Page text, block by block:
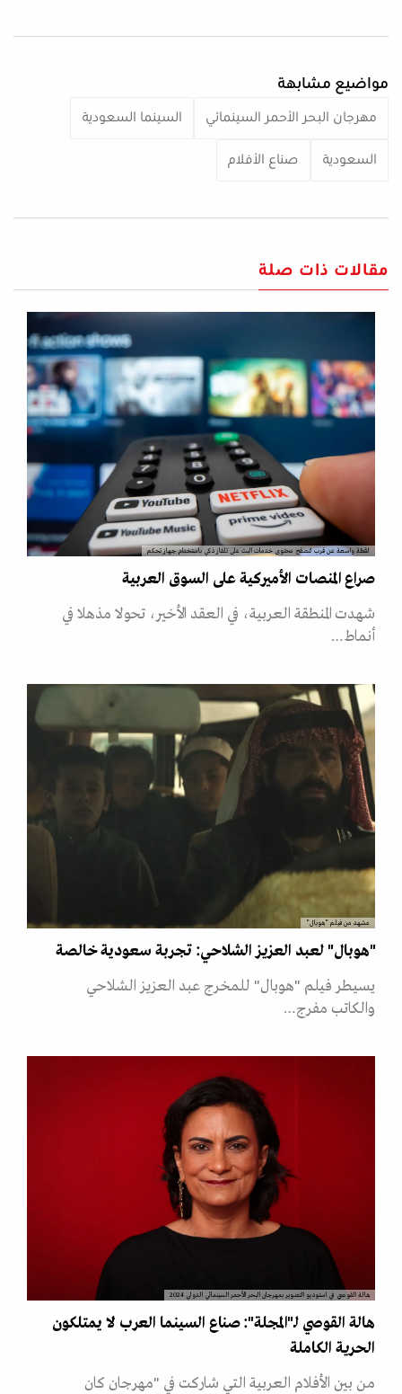
مواضيع مشابهة
مهرجان البحر الأحمر السينمائي السينما السعودية
السعودية صناع الأفلام
مقالات ذات صلة
لقطة واسعة عن قرب لتصفح محتوى خدمات البث على تلفاز ذكي باستخدام جهاز تحكم
صراع المنصات الأميركية على السوق العربية
شهدت المنطقة العربية، في العقد الأخير، تحولا مذهلا في
أنماط…
مشهد من فيلم "هوبال"
"هوبال" لعبد العزيز الشلاحي: تجربة سعودية خالصة
يسيطر فيلم "هوبال" للمخرج عبد العزيز الشلاحي
والكاتب مفرج…
هالة القوصي في استوديو التصوير بمهرجان البحر الأحمر السينمائي الدولي 2024
هالة القوصي لـ"المجلة": صناع السينما العرب لا يمتلكون
الحرية الكاملة
من بين الأفلام العربية التي شاركت في "مهرجان كان